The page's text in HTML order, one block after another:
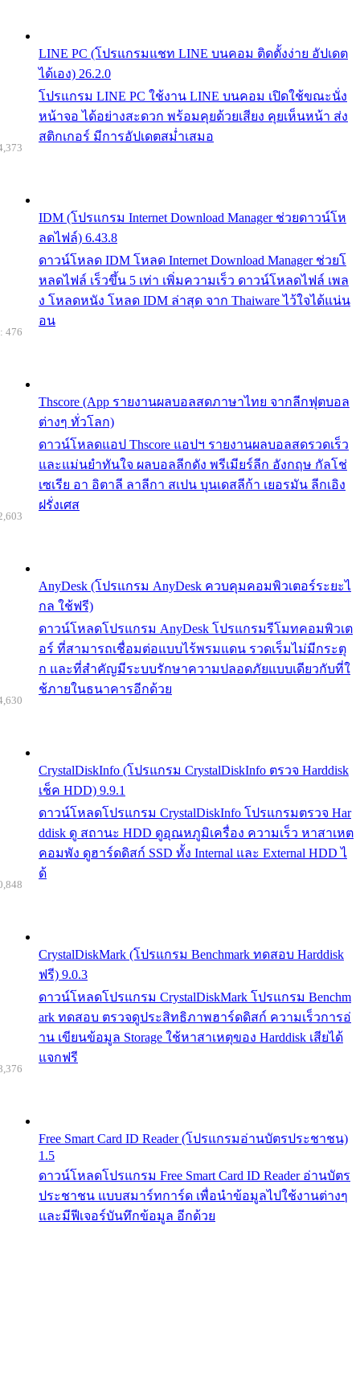
LINE PC (โปรแกรมแชท LINE บนคอม ติดตั้งง่าย อัปเดต
ได้เอง) 26.2.0
โปรแกรม LINE PC ใช้งาน LINE บนคอม เปิดใช้ขณะนั่ง
หน้าจอ ได้อย่างสะดวก พร้อมคุยด้วยเสียง คุยเห็นหน้า ส่ง
สติกเกอร์ มีการอัปเดตสม่ำเสมอ
IDM (โปรแกรม Internet Download Manager ช่วยดาวน์โห
ลดไฟล์) 6.43.8
ดาวน์โหลด IDM โหลด Internet Download Manager ช่วยโ
หลดไฟล์ เร็วขึ้น 5 เท่า เพิ่มความเร็ว ดาวน์โหลดไฟล์ เพล
ง โหลดหนัง โหลด IDM ล่าสุด จาก Thaiware ไว้ใจได้แน่น
อน
Thscore (App รายงานผลบอลสดภาษาไทย จากลีกฟุตบอล
ต่างๆ ทั่วโลก)
ดาวน์โหลดแอป Thscore แอปฯ รายงานผลบอลสดรวดเร็ว
และแม่นยำทันใจ ผลบอลลีกดัง พรีเมียร์ลีก อังกฤษ กัลโช่
เซเรีย อา อิตาลี ลาลีกา สเปน บุนเดสลีก้า เยอรมัน ลีกเอิง
ฝรั่งเศส
476
AnyDesk (โปรแกรม AnyDesk ควบคุมคอมพิวเตอร์ระยะไ
กล ใช้ฟรี)
ดาวน์โหลดโปรแกรม AnyDesk โปรแกรมรีโมทคอมพิวเต
อร์ ที่สามารถเชื่อมต่อแบบไร้พรมแดน รวดเร็มไม่มีกระตุ
ก และที่สำคัญมีระบบรักษาความปลอดภัยแบบเดียวกับที่ใ
ช้ภายในธนาคารอีกด้วย
CrystalDiskInfo (โปรแกรม CrystalDiskInfo ตรวจ Harddisk
เช็ค HDD) 9.9.1
ดาวน์โหลดโปรแกรม CrystalDiskInfo โปรแกรมตรวจ Har
ddisk ดู สถานะ HDD ดูอุณหภูมิเครื่อง ความเร็ว หาสาเหต
คอมพัง ดูฮาร์ดดิสก์ SSD ทั้ง Internal และ External HDD ไ
ด้
CrystalDiskMark (โปรแกรม Benchmark ทดสอบ Harddisk
ฟรี) 9.0.3
ดาวน์โหลดโปรแกรม CrystalDiskMark โปรแกรม Benchm
ark ทดสอบ ตรวจดูประสิทธิภาพฮาร์ดดิสก์ ความเร็วการอ่
าน เขียนข้อมูล Storage ใช้หาสาเหตุของ Harddisk เสียได้
แจกฟรี
Free Smart Card ID Reader (โปรแกรมอ่านบัตรประชาชน)
1.5
ดาวน์โหลดโปรแกรม Free Smart Card ID Reader อ่านบัตร
ประชาชน แบบสมาร์ทการ์ด เพื่อนำข้อมูลไปใช้งานต่างๆ
และมีฟีเจอร์บันทึกข้อมูล อีกด้วย